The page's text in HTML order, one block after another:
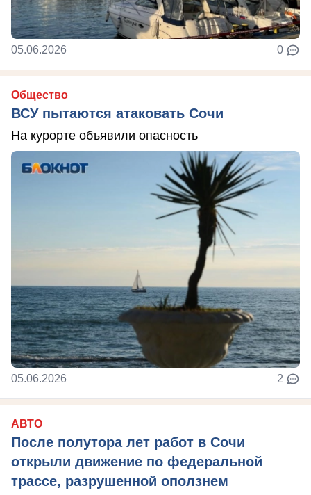
05.06.2026 0
Общество
ВСУ пытаются атаковать Сочи
На курорте объявили опасность
05.06.2026 2
АВТО
После полутора лет работ в Сочи
открыли движение по федеральной
трассе, разрушенной оползнем